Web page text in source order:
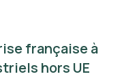
française à
hors UE